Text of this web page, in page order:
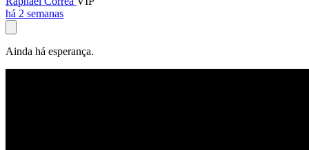
há 2 semanas
Ainda há esperança.